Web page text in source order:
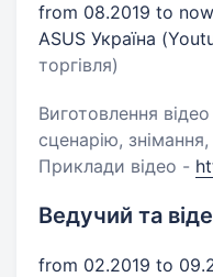
from 08.2019 to now
ASUS Україна
торгівля)
Виготовлення
сценарію,
Приклади відео -
Ведучий та
from 02.2019 to